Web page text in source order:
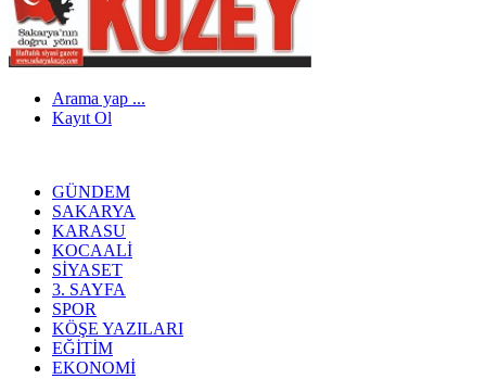
Arama yap ...
Kayıt Ol
GÜNDEM
SAKARYA
KARASU
KOCAALI
SIYASET
3. SAYFA
SPOR
KÖŞE YAZILARI
EĞITIM
EKONOMI